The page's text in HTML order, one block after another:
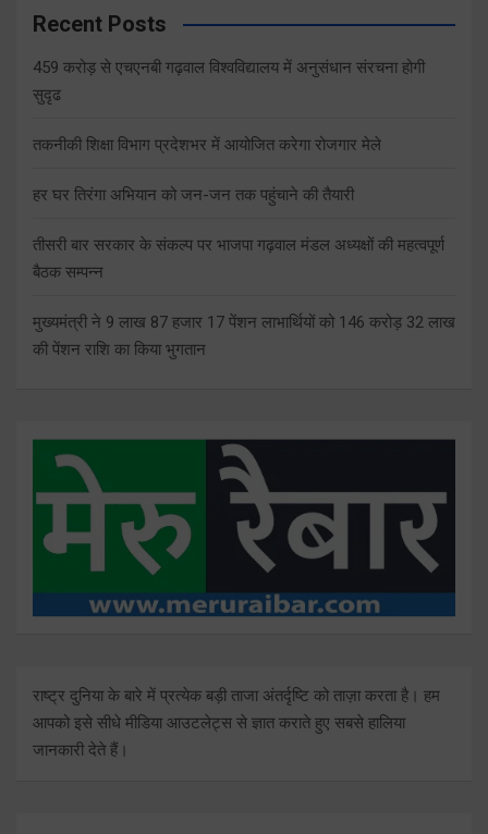
Recent Posts
459 करोड़ से एचएनबी गढ़वाल विश्वविद्यालय में अनुसंधान संरचना होगी
सुदृढ
तकनीकी शिक्षा विभाग प्रदेशभर में आयोजित करेगा रोजगार मेले
हर घर तिरंगा अभियान को जन-जन तक पहुंचाने की तैयारी
तीसरी बार सरकार के संकल्प पर भाजपा गढ़वाल मंडल अध्यक्षों की महत्वपूर्ण
बैठक सम्पन्न
मुख्यमंत्री ने 9 लाख 87 हजार 17 पेंशन लाभार्थियों को 146 करोड़ 32 लाख
की पेंशन राशि का किया भुगतान
राष्ट्र दुनिया के बारे में प्रत्येक बड़ी ताजा अंतर्दृष्टि को ताज़ा करता है। हम
आपको इसे सीधे मीडिया आउटलेट्स से ज्ञात कराते हुए सबसे हालिया
जानकारी देते हैं।